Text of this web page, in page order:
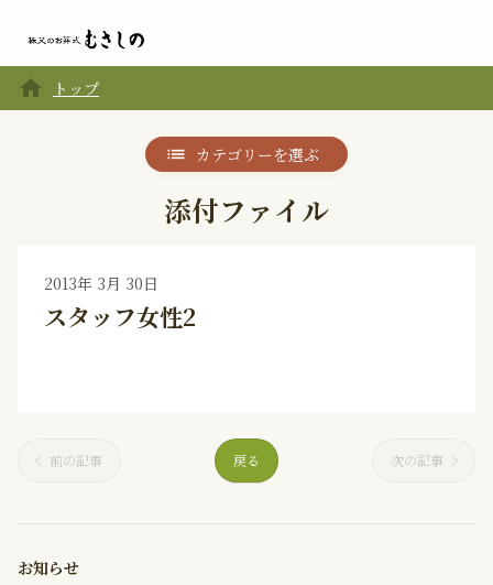
home トップ
カテゴリーを選ぶ
添付ファイル
2013年 3月 30日
スタッフ女性2
前の記事 戻る 次の記事
お知らせ